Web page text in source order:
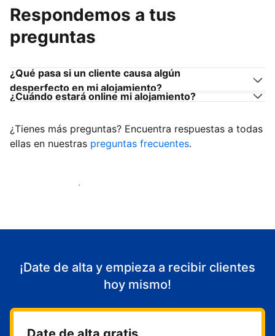
Respondemos a tus
preguntas
¿Qué pasa si un cliente causa algún
desperfecto en mi alojamiento?
¿Cuándo estará online mi alojamiento?
¿Tienes más preguntas? Encuentra respuestas a todas
ellas en nuestras preguntas frecuentes.
Empieza a recibir clientes
¡Date de alta y empieza a recibir clientes
hoy mismo!